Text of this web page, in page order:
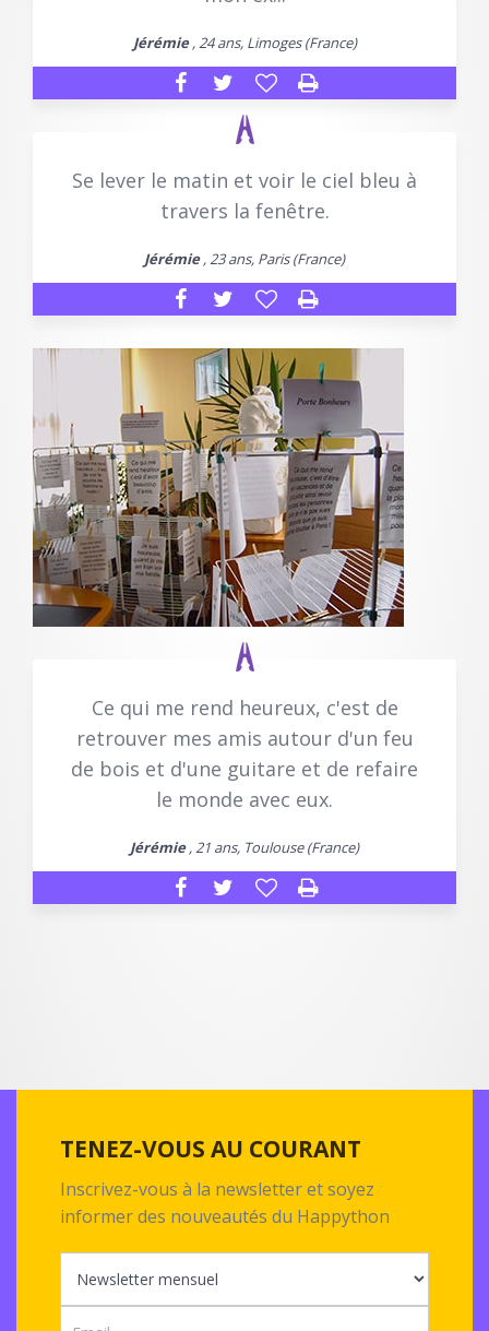
Jérémie, 24 ans, Limoges (France)
Se lever le matin et voir le ciel bleu à
travers la fenêtre.
Jérémie, 23 ans, Paris (France)
Ce qui me rend heureux, c'est de
retrouver mes amis autour d'un feu
de bois et d'une guitare et de refaire
le monde avec eux.
Jérémie, 21 ans, Toulouse (France)
TENEZ-VOUS AU COURANT
Inscrivez-vous à la newsletter et soyez
informer des nouveautés du Happython